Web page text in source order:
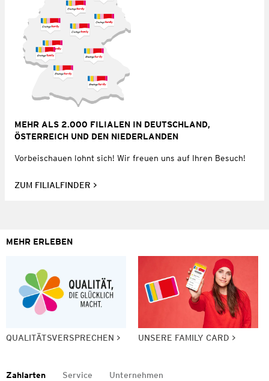
MEHR ALS 2.000 FILIALEN IN DEUTSCHLAND,
ÖSTERREICH UND DEN NIEDERLANDEN
Vorbeischauen lohnt sich! Wir freuen uns auf Ihren Besuch!
ZUM FILIALFINDER
MEHR ERLEBEN
QUALITÄTSVERSPRECHEN UNSERE FAMILY CARD
Zahlarten Service Unternehmen